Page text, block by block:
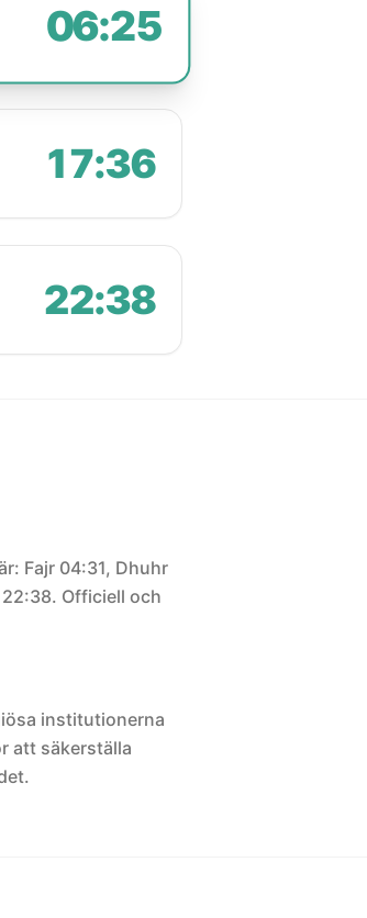
06:25
17:36
22:38
Fajr 04:31, Dhuhr
Officiell och
institutionerna
att säkerställa